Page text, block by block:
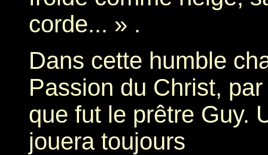
corde... » .
Dans cette humble
Passion du Christ,
que fut le prêtre Guy.
jouera toujours